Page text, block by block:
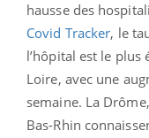
hausse des
Covid Tracker, le
l’hôpital est le plus
Loire, avec une
semaine. La
Bas-Rhin